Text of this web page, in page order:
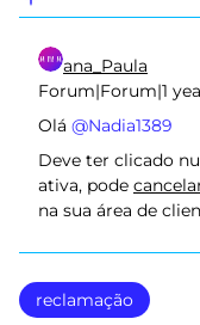
ana_Paula
Forum|Forum|1
Olá ​ @Nadia1389
Deve ter clicado
ativa, pode
na sua área de
reclamação